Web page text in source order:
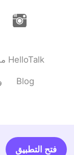
KR
موقع HelloTalk
Blog
فتح التطبيق